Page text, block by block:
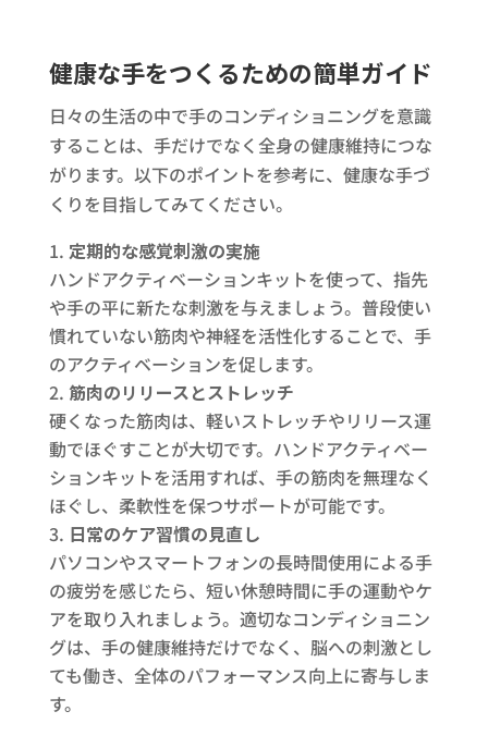
健康な手をつくるための簡単ガイド
日々の生活の中で手のコンディショニングを意識
することは、手だけでなく全身の健康維持につな
がります。以下のポイントを参考に、健康な手づ
くりを目指してみてください。
定期的な感覚刺激の実施
ハンドアクティベーションキットを使って、指先
や手の平に新たな刺激を与えましょう。普段使い
慣れていない筋肉や神経を活性化することで、手
のアクティベーションを促します。
筋肉のリリースとストレッチ
硬くなった筋肉は、軽いストレッチやリリース運
動でほぐすことが大切です。ハンドアクティベー
ションキットを活用すれば、手の筋肉を無理なく
ほぐし、柔軟性を保つサポートが可能です。
日常のケア習慣の見直し
パソコンやスマートフォンの長時間使用による手
の疲労を感じたら、短い休憩時間に手の運動やケ
アを取り入れましょう。適切なコンディショニン
グは、手の健康維持だけでなく、脳への刺激とし
ても働き、全体のパフォーマンス向上に寄与しま
す。